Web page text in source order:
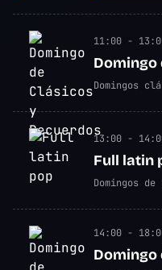
11:00 -
Domingo
Domingos
13:00 -
Full latin
Domingos
14:00 -
Domingo